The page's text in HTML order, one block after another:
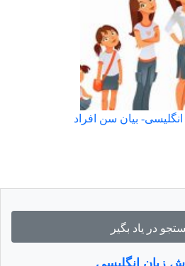
در یاد بگیر
زبان انگلیسی
بیان سن افراد